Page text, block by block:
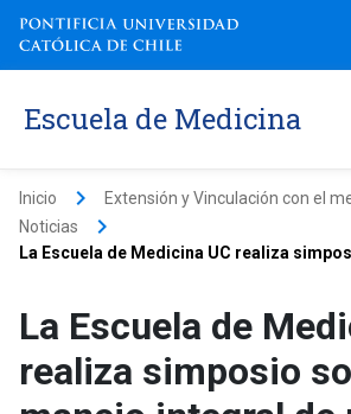
Escuela de Medicina
Inicio keyboard_arrow_right Extensión y Vinculación con el
Noticias keyboard_arrow_right
La Escuela de Medicina UC realiza
La Escuela de
realiza simposio